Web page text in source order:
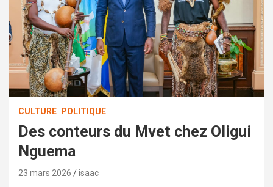
CULTURE POLITIQUE
Des conteurs du Mvet chez Oligui
Nguema
23 mars 2026 isaac